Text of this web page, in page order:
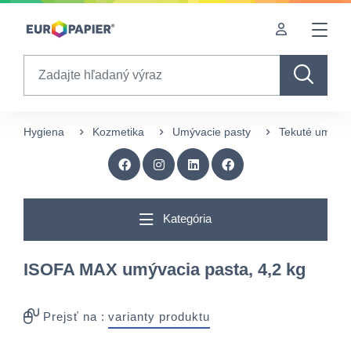
Table Of Content
Hygiena Kozmetika Umývacie pasty Tekuté
Kategória
ISOFA MAX umývacia pasta, 4,2 kg
Prejsť na : varianty produktu